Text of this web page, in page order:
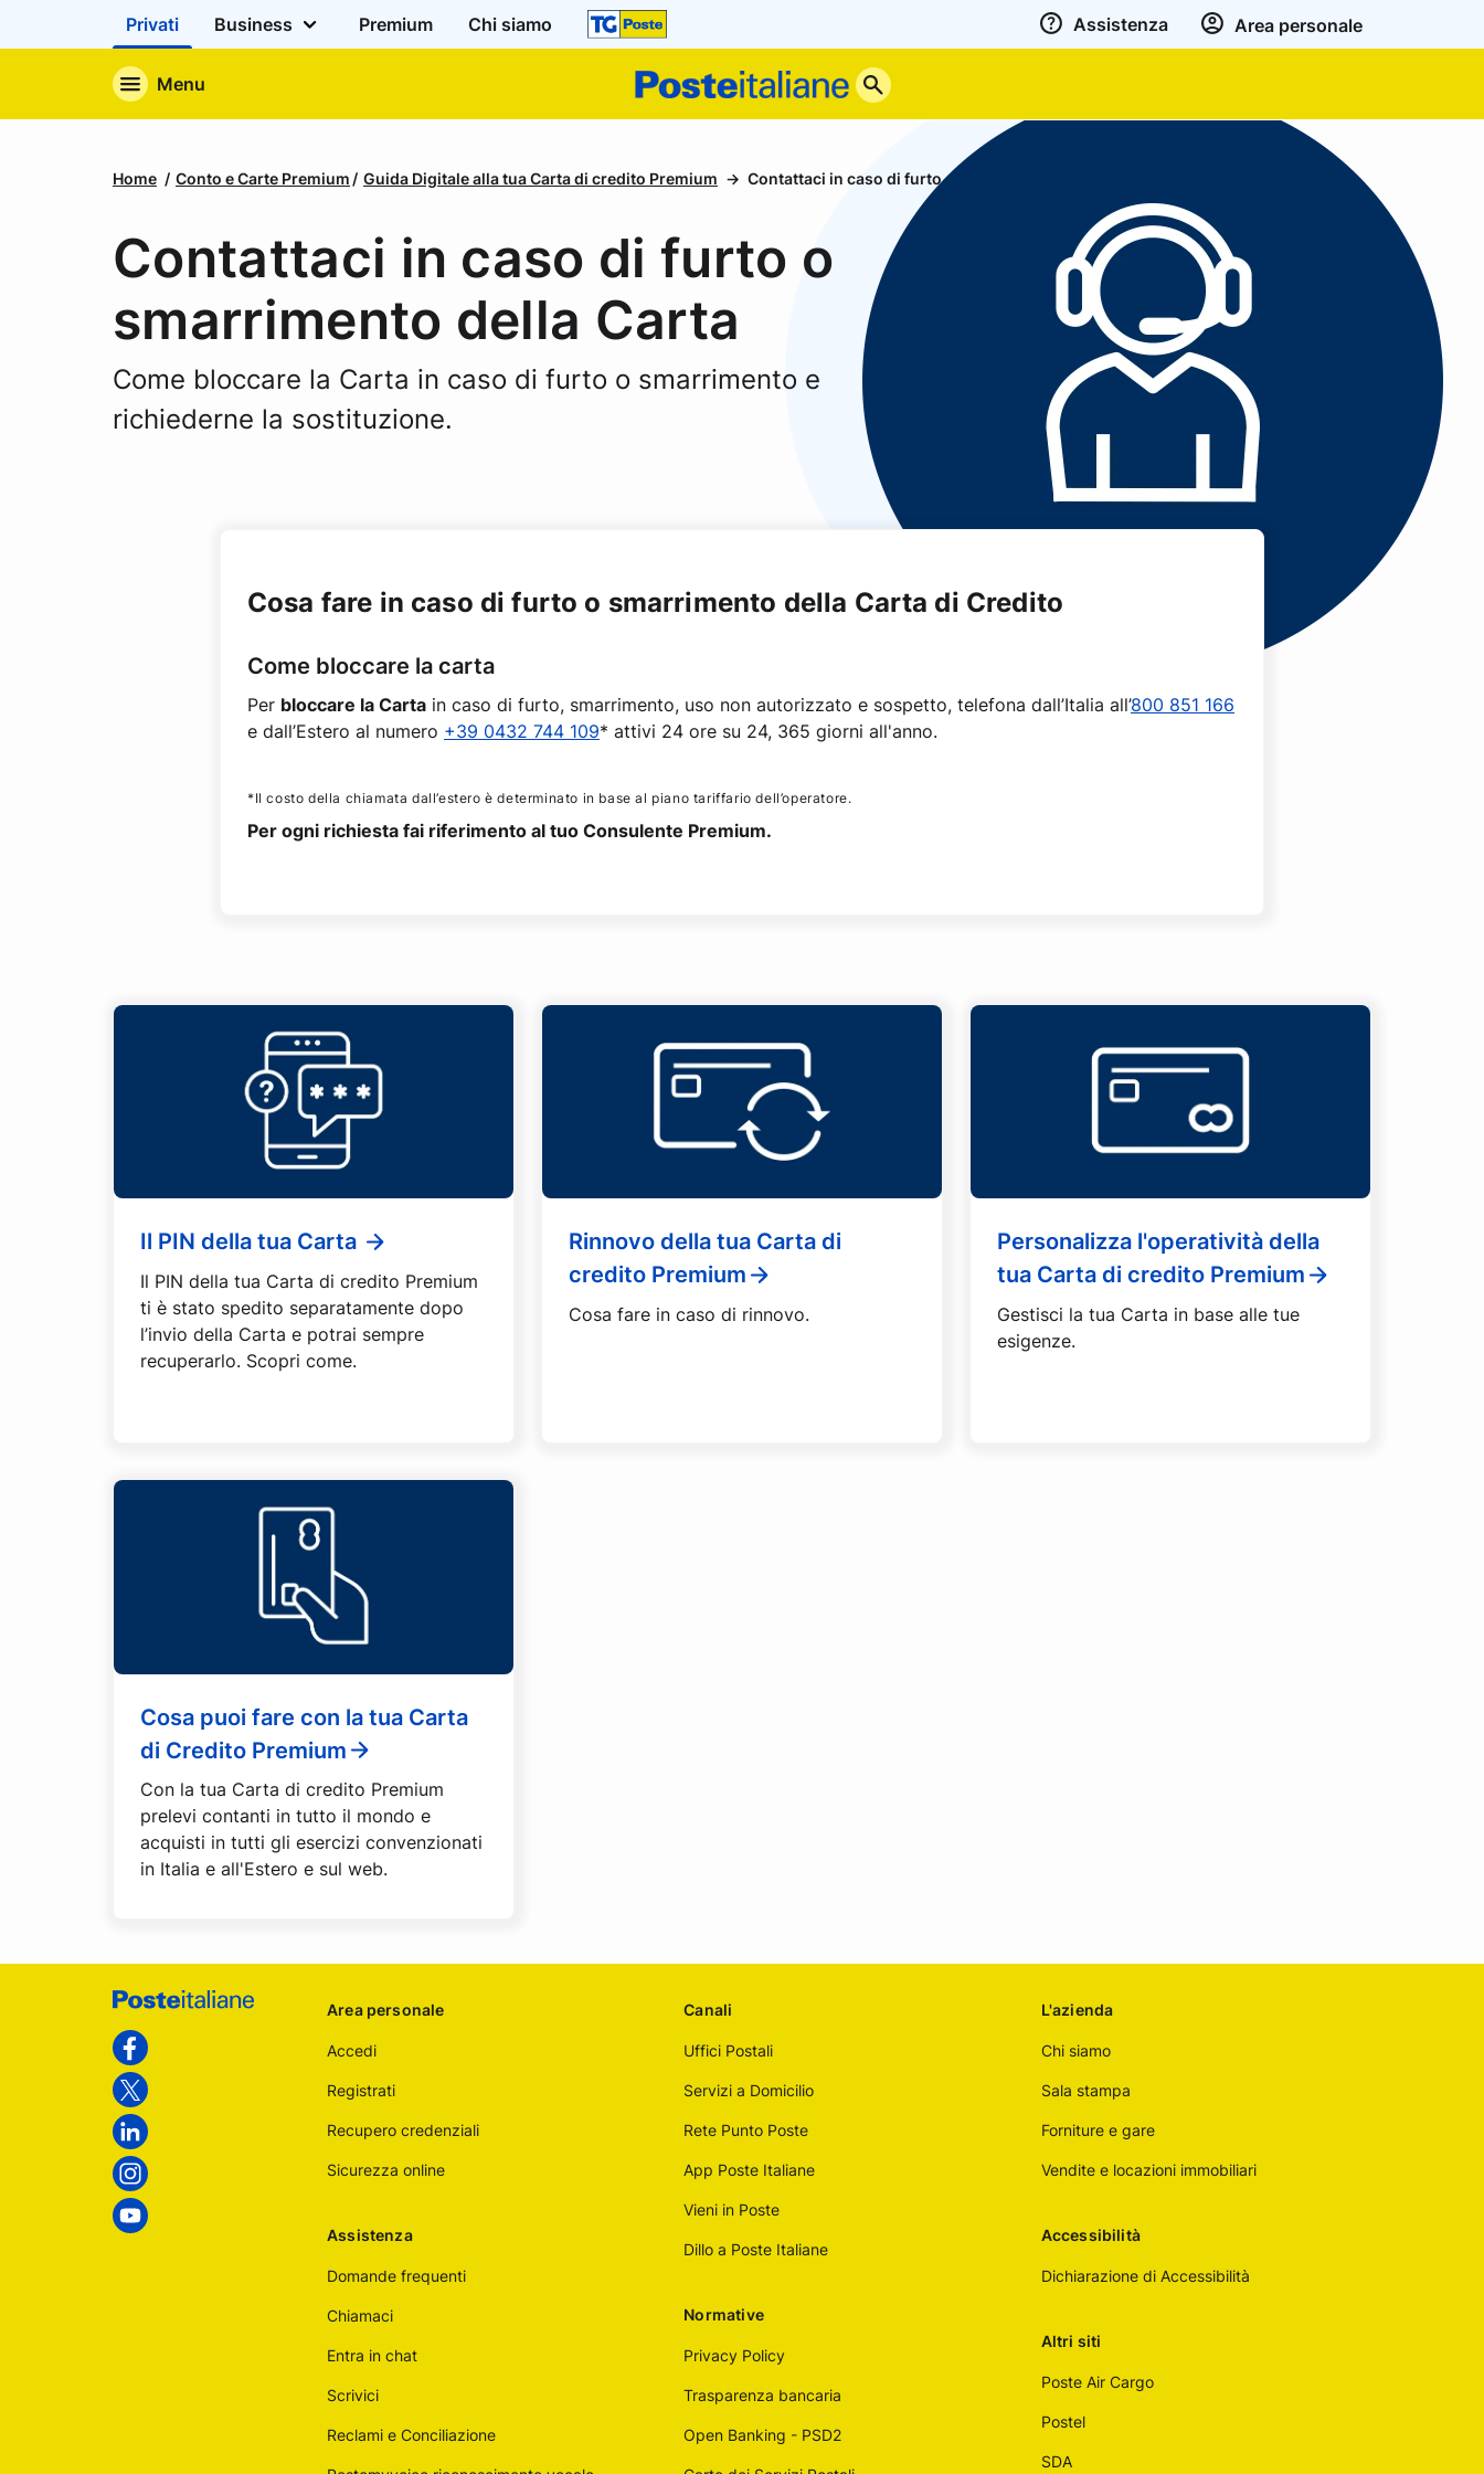
Privati Business Premium Chi siamo Assistenza Area personale
Menu
Poste
Italiane
Home Conto e Carte Premium Guida Digitale alla tua Carta di credito Premium Contattaci in caso di furto o smarrimento della Carta
Contattaci in caso di furto o
smarrimento della Carta
Come bloccare la Carta in caso di furto o smarrimento e
richiederne la sostituzione.
Cosa fare in caso di furto o smarrimento della Carta di Credito
Come bloccare la carta
Per bloccare la Carta in caso di furto, smarrimento, uso non autorizzato e sospetto, telefona dall’Italia all’800 851 166
e dall’Estero al numero +39 0432 744 109* attivi 24 ore su 24, 365 giorni all'anno.
*Il costo della chiamata dall’estero è determinato in base al piano tariffario dell’operatore.
Per ogni richiesta fai riferimento al tuo Consulente Premium.
Il PIN della tua Carta
Il PIN della tua Carta di credito Premium
ti è stato spedito separatamente dopo
l’invio della Carta e potrai sempre
recuperarlo. Scopri come.
Rinnovo della tua Carta di
credito Premium
Cosa fare in caso di rinnovo.
Personalizza l'operatività della
tua Carta di credito Premium
Gestisci la tua Carta in base alle tue
esigenze.
Cosa puoi fare con la tua Carta
di Credito Premium
Con la tua Carta di credito Premium
prelevi contanti in tutto il mondo e
acquisti in tutti gli esercizi convenzionati
in Italia e all'Estero e sul web.
Italiane
Area personale
Accedi
Registrati
Recupero credenziali
Sicurezza online
Assistenza
Domande frequenti
Chiamaci
Entra in chat
Scrivici
Reclami e Conciliazione
Canali
Uffici Postali
Servizi a Domicilio
Rete Punto Poste
App Poste Italiane
Vieni in Poste
Dillo a Poste Italiane
Normative
Privacy Policy
Trasparenza bancaria
Open Banking - PSD2
L'azienda
Chi siamo
Sala stampa
Forniture e gare
Vendite e locazioni immobiliari
Accessibilità
Dichiarazione di Accessibilità
Altri siti
Poste Air Cargo
Postel
SDA